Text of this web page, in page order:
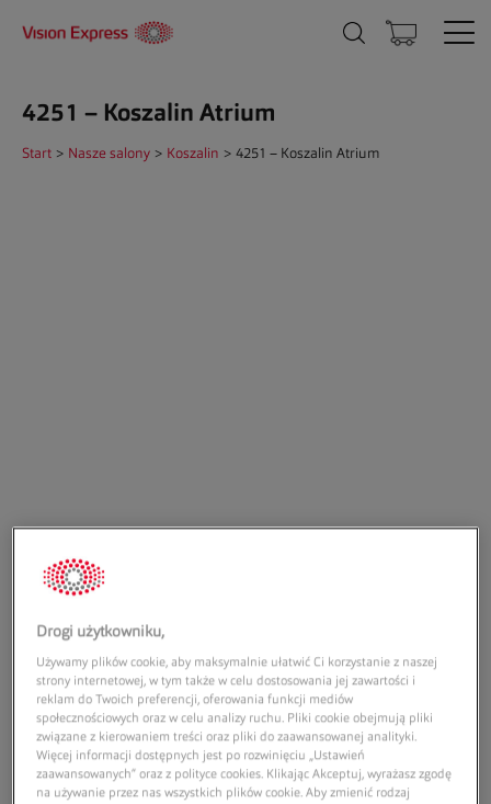
4251 – Koszalin Atrium
Start > Nasze salony > Koszalin > 4251 – Koszalin Atrium
Adres:
Atrium Koszalin
ul. Ignacego Paderewskiego 1
75-736 Koszalin
Godziny otwarcia:
Drogi użytkowniku,
Używamy plików cookie, aby maksymalnie ułatwić Ci korzystanie z naszej
strony internetowej, w tym także w celu dostosowania jej zawartości i
reklam do Twoich preferencji, oferowania funkcji mediów
społecznościowych oraz w celu analizy ruchu. Pliki cookie obejmują pliki
związane z kierowaniem treści oraz pliki do zaawansowanej analityki.
Więcej informacji dostępnych jest po rozwinięciu „Ustawień
zaawansowanych” oraz z polityce cookies. Klikając Akceptuj, wyrażasz zgodę
na używanie przez nas wszystkich plików cookie. Aby zmienić rodzaj